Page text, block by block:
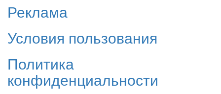
Реклама
Условия пользования
Политика
конфиденциальности